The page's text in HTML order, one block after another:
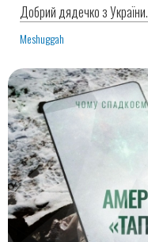
Добрий дядечко з України.
Meshuggah